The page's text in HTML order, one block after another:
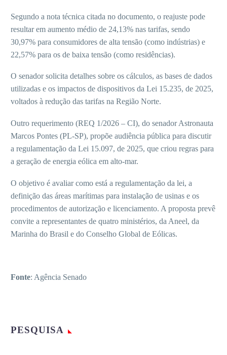
Segundo a nota técnica citada no documento, o reajuste pode
resultar em aumento médio de 24,13% nas tarifas, sendo
30,97% para consumidores de alta tensão (como indústrias) e
22,57% para os de baixa tensão (como residências).
O senador solicita detalhes sobre os cálculos, as bases de dados
utilizadas e os impactos de dispositivos da Lei 15.235, de 2025,
voltados à redução das tarifas na Região Norte.
Outro requerimento (REQ 1/2026 – CI), do senador Astronauta
Marcos Pontes (PL-SP), propõe audiência pública para discutir
a regulamentação da Lei 15.097, de 2025, que criou regras para
a geração de energia eólica em alto-mar.
O objetivo é avaliar como está a regulamentação da lei, a
definição das áreas marítimas para instalação de usinas e os
procedimentos de autorização e licenciamento. A proposta prevê
convite a representantes de quatro ministérios, da Aneel, da
Marinha do Brasil e do Conselho Global de Eólicas.
Fonte: Agência Senado
PESQUISA